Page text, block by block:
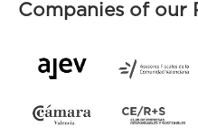
Companies of our